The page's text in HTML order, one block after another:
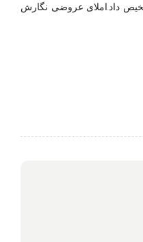
داد.املای عروضی نگارش